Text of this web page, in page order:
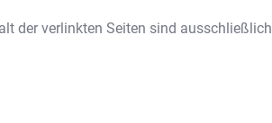
der verlinkten Seiten sind ausschließlich